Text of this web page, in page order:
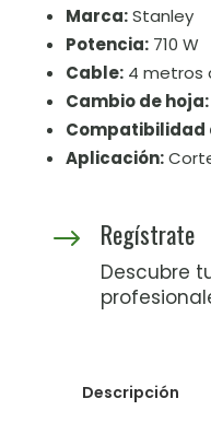
Marca:Stanley
Potencia:710 W
Cable:4 metros
Cambio de hoja:
Compatibilidad
Aplicación:
$ Regístrate
Descubre
Descripción